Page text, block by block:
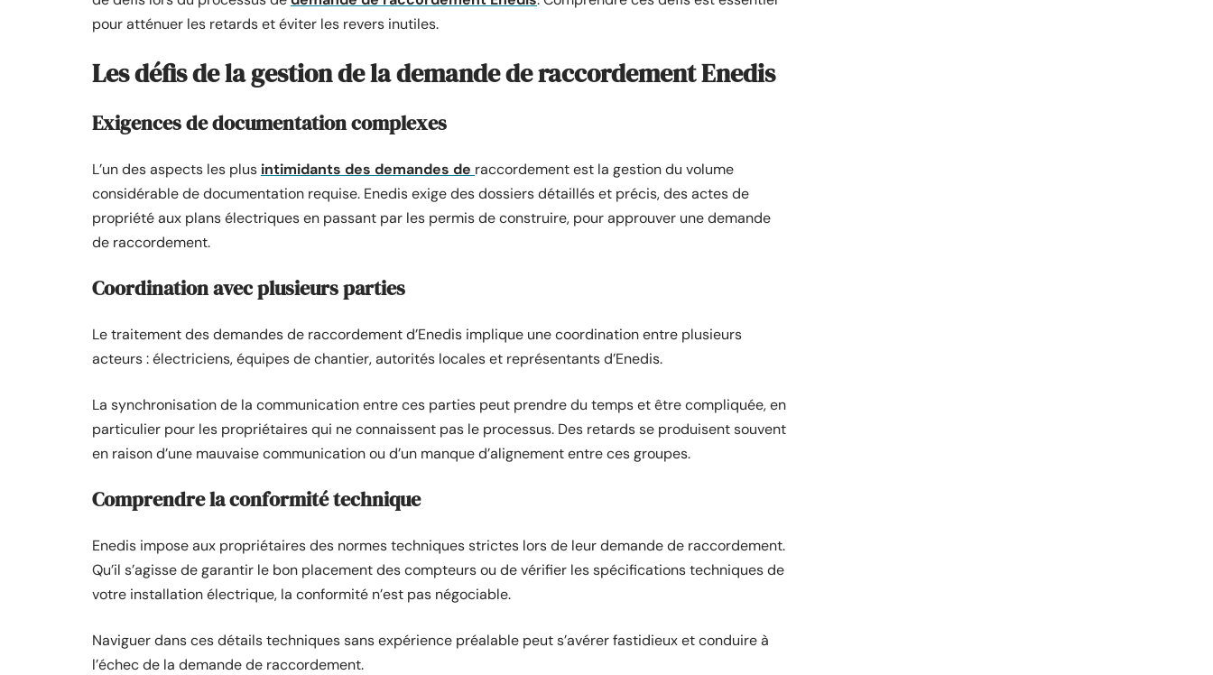
pour atténuer les retards et éviter les revers inutiles.
Les défis de la gestion de la demande de raccordement Enedis
Exigences de documentation complexes
L’un des aspects les plus intimidants des demandes de raccordement est la gestion du volume
considérable de documentation requise. Enedis exige des dossiers détaillés et précis, des actes de
propriété aux plans électriques en passant par les permis de construire, pour approuver une demande
de raccordement.
Coordination avec plusieurs parties
Le traitement des demandes de raccordement d’Enedis implique une coordination entre plusieurs
acteurs : électriciens, équipes de chantier, autorités locales et représentants d’Enedis.
La synchronisation de la communication entre ces parties peut prendre du temps et être compliquée, en
particulier pour les propriétaires qui ne connaissent pas le processus. Des retards se produisent souvent
en raison d’une mauvaise communication ou d’un manque d’alignement entre ces groupes.
Comprendre la conformité technique
Enedis impose aux propriétaires des normes techniques strictes lors de leur demande de raccordement.
Qu’il s’agisse de garantir le bon placement des compteurs ou de vérifier les spécifications techniques de
votre installation électrique, la conformité n’est pas négociable.
Naviguer dans ces détails techniques sans expérience préalable peut s’avérer fastidieux et conduire à
l’échec de la demande de raccordement.